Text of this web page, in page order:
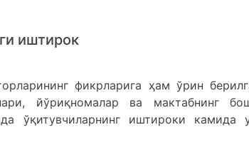
иштирок
фикрларига ҳам ўрин
йўриқномалар ва мактабнинг
ўқитувчиларнинг иштироки камида